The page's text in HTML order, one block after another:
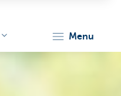
menu